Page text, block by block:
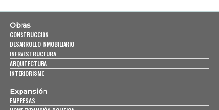
Obras
CONSTRUCCIÓN
DESARROLLO INMOBILIARIO
INFRAESTRUCTURA
ARQUITECTURA
INTERIORISMO
Expansión
EMPRESAS